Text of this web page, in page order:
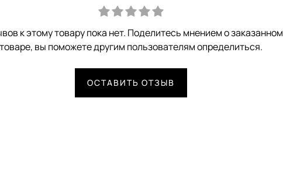
к этому товару пока нет. Поделитесь мнением о заказанном
товаре, вы поможете другим пользователям определиться.
ОСТАВИТЬ ОТЗЫВ